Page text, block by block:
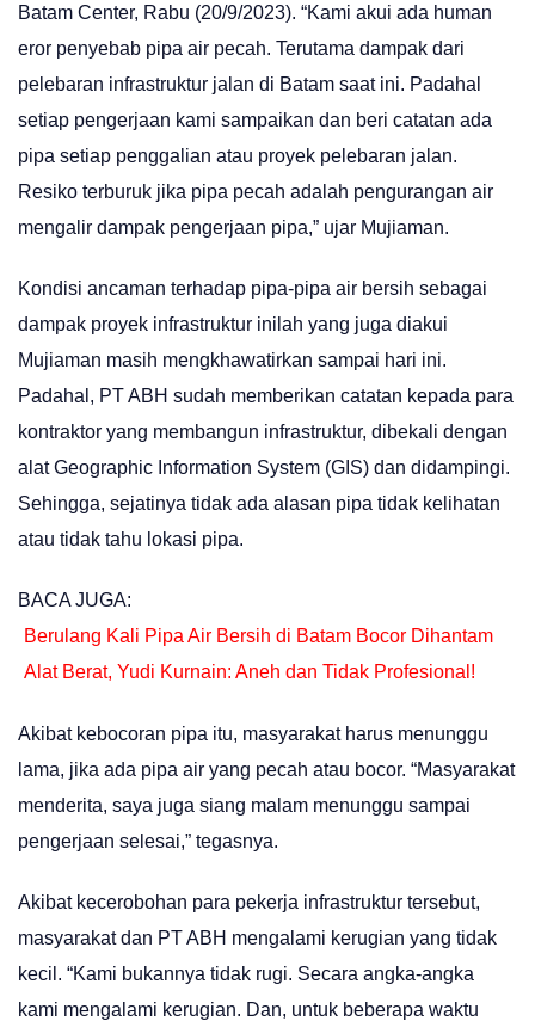
Batam Center, Rabu (20/9/2023). “Kami akui ada human
eror penyebab pipa air pecah. Terutama dampak dari
pelebaran infrastruktur jalan di Batam saat ini. Padahal
setiap pengerjaan kami sampaikan dan beri catatan ada
pipa setiap penggalian atau proyek pelebaran jalan.
Resiko terburuk jika pipa pecah adalah pengurangan air
mengalir dampak pengerjaan pipa,” ujar Mujiaman.
Kondisi ancaman terhadap pipa-pipa air bersih sebagai
dampak proyek infrastruktur inilah yang juga diakui
Mujiaman masih mengkhawatirkan sampai hari ini.
Padahal, PT ABH sudah memberikan catatan kepada para
kontraktor yang membangun infrastruktur, dibekali dengan
alat Geographic Information System (GIS) dan didampingi.
Sehingga, sejatinya tidak ada alasan pipa tidak kelihatan
atau tidak tahu lokasi pipa.
BACA JUGA:
Berulang Kali Pipa Air Bersih di Batam Bocor Dihantam
Alat Berat, Yudi Kurnain: Aneh dan Tidak Profesional!
Akibat kebocoran pipa itu, masyarakat harus menunggu
lama, jika ada pipa air yang pecah atau bocor. “Masyarakat
menderita, saya juga siang malam menunggu sampai
pengerjaan selesai,” tegasnya.
Akibat kecerobohan para pekerja infrastruktur tersebut,
masyarakat dan PT ABH mengalami kerugian yang tidak
kecil. “Kami bukannya tidak rugi. Secara angka-angka
kami mengalami kerugian. Dan, untuk beberapa waktu